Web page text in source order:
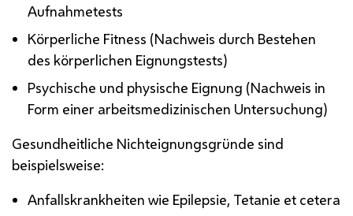
Aufnahmetests
Körperliche Fitness (Nachweis durch Bestehen
des körperlichen Eignungstests)
Psychische und physische Eignung (Nachweis in
Form einer arbeitsmedizinischen Untersuchung)
Gesundheitliche Nichteignungsgründe sind
beispielsweise:
Anfallskrankheiten wie Epilepsie, Tetanie et cetera